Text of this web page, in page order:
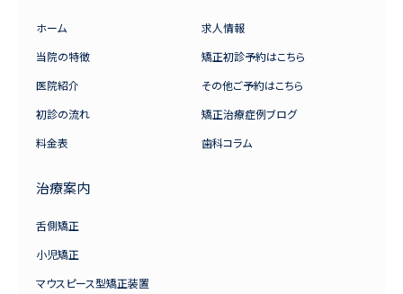
ホーム
当院の特徴
医院紹介
初診の流れ
料金表
求人情報
矯正初診予約はこちら
その他ご予約はこちら
矯正治療症例ブログ
歯科コラム
治療案内
舌側矯正
小児矯正
マウスピース型矯正装置